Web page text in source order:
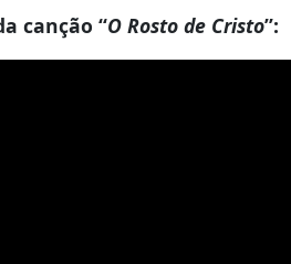
canção “O Rosto de Cristo”: